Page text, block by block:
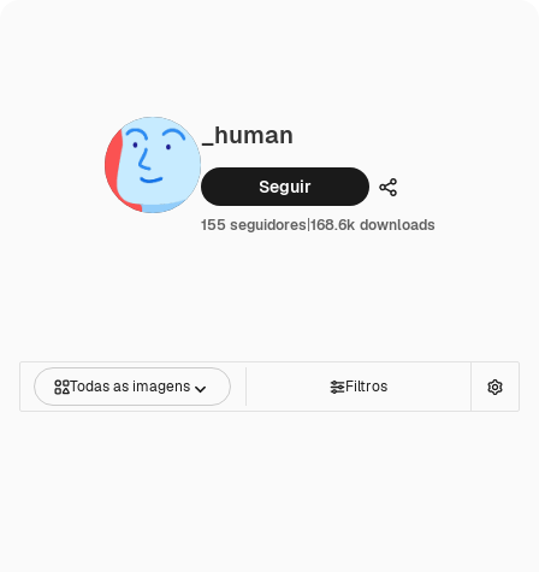
_human
Seguir Compartilhar
155 seguidores|168.6k downloads
Todas as imagens Filtros